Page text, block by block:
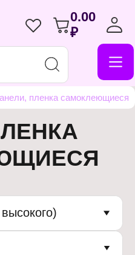
0.00
₽
пленка самоклеющиеся